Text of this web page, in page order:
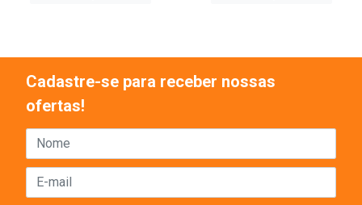
Cadastre-se para receber nossas
ofertas!